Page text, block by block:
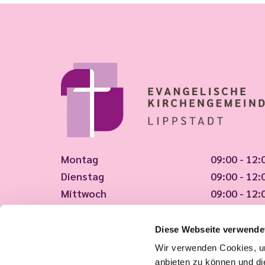
Diese Webseite
Wir verwenden Cookies,
anbieten zu können und
Montag
09:00 -
Dienstag
09:00 -
Mittwoch
09:00 -
09:00 -